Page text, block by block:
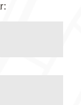
arkiv